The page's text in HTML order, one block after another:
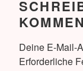
Deine E-Mail-
Erforderliche